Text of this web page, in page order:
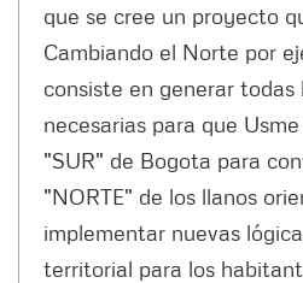
que se cree un proyecto
Cambiando el Norte por
consiste en generar
necesarias para que
"SUR" de Bogota para
"NORTE" de los llanos
implementar nuevas
territorial para los